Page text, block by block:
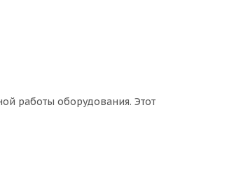
работы оборудования. Этот